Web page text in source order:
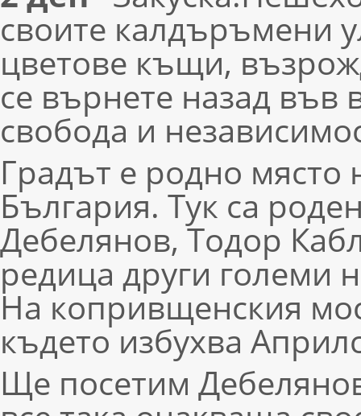
своите калдъръмени
цветове къщи,
се върнете назад във
свобода и
Градът е родно място
България. Тук са
Дебелянов, Тодор
редица други големи
На копривщенския
където избухва
Ще посетим